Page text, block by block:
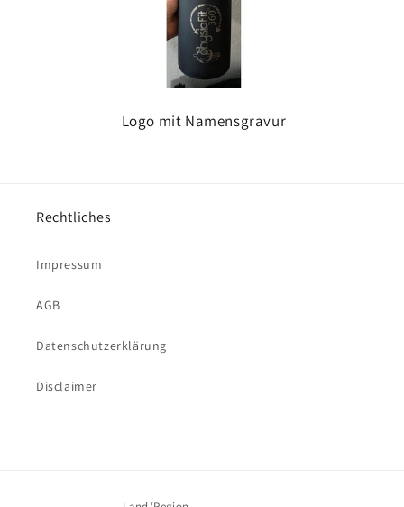
Logo mit Namensgravur
Rechtliches
Impressum
AGB
Datenschutzerklärung
Disclaimer